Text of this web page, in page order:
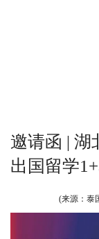
邀请函 | 湖
出国留学
(来源：泰